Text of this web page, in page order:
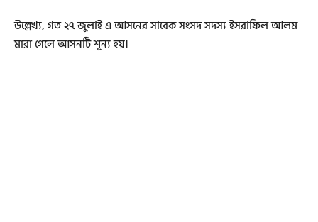
উল্লেখ্য, গত ২৭ জুলাই এ আসনের সাবেক সংসদ সদস্য ইসরাফিল আলম
মারা গেলে আসনটি শূন্য হয়।